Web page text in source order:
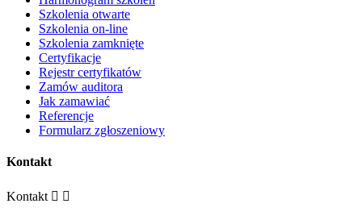
Szkolenia otwarte
Szkolenia on-line
Szkolenia zamknięte
Certyfikacje
Rejestr certyfikatów
Zamów auditora
Jak zamawiać
Referencje
Formularz zgłoszeniowy
Kontakt
Kontakt  